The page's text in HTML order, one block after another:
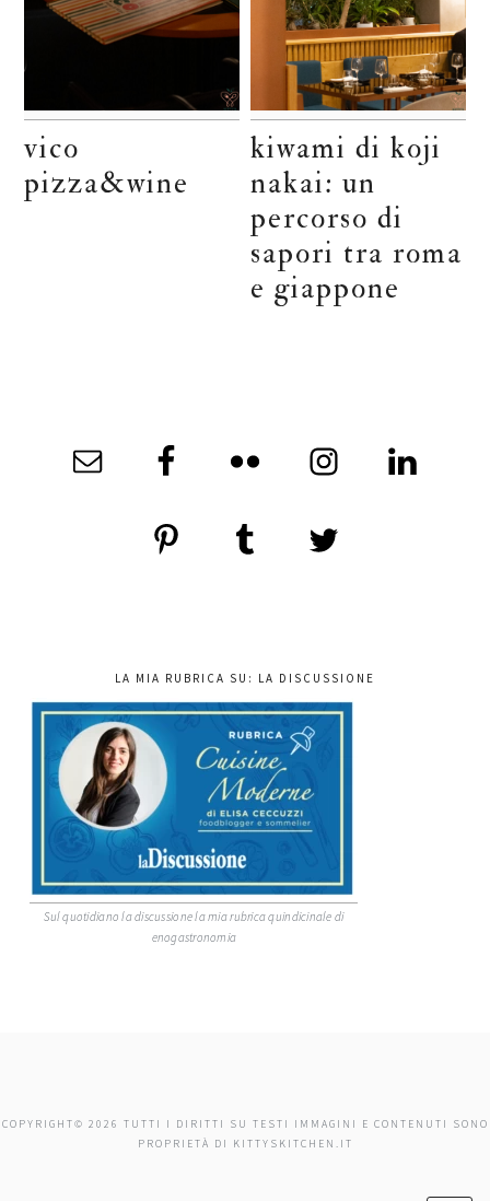
vico
pizza&wine
kiwami di koji
nakai: un
percorso di
sapori tra roma
e giappone
LA MIA RUBRICA SU: LA DISCUSSIONE
Sul quotidiano la discussione la mia rubrica quindicinale di
enogastronomia
COPYRIGHT© 2026 TUTTI I DIRITTI SU TESTI IMMAGINI E CONTENUTI SONO
PROPRIETÀ DI KITTYSKITCHEN.IT